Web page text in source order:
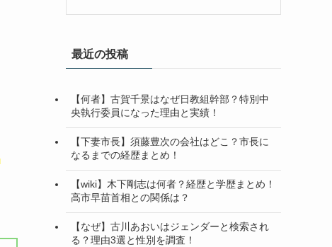
最近の投稿
【何者】古賀千景はなぜ日教組幹部？特別中
央執行委員になった理由と実績！
【下妻市長】須藤豊次の会社はどこ？市長に
なるまでの経歴まとめ！
【wiki】木下剛志は何者？経歴と学歴まとめ！
高市早苗首相との関係は？
【なぜ】古川あおいはジェンダーと検索され
る？理由3選と性別を調査！